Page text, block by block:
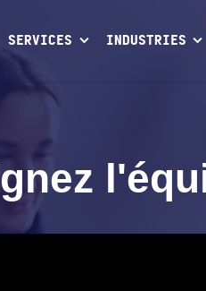
SERVICES INDUSTRIES